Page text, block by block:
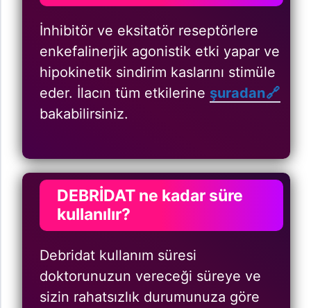
İnhibitör ve eksitatör reseptörlere
enkefalinerjik agonistik etki yapar ve
hipokinetik sindirim kaslarını stimüle
eder. İlacın tüm etkilerine şuradan
bakabilirsiniz.
DEBRİDAT ne kadar süre
kullanılır?
Debridat kullanım süresi
doktorunuzun vereceği süreye ve
sizin rahatsızlık durumunuza göre